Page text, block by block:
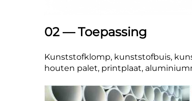
02 — Toepassing
Kunststofklomp, kunststofbuis,
houten palet, printplaat,